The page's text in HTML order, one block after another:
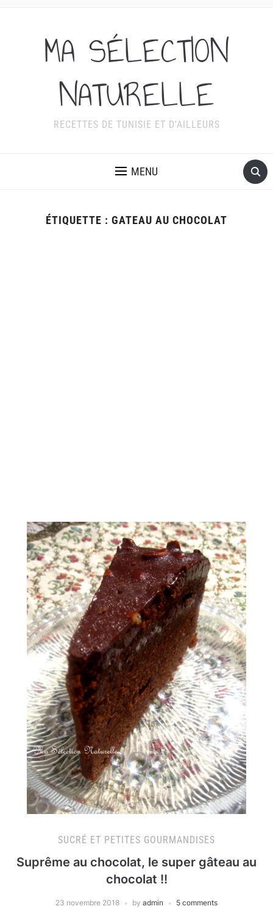
MA SÉLECTION
NATURELLE
RECETTES DE TUNISIE ET D'AILLEURS
MENU
ÉTIQUETTE : GATEAU AU CHOCOLAT
SUCRÉ ET PETITES GOURMANDISES
Suprême au chocolat, le super gâteau au
chocolat !!
23 novembre 2018 by admin 5 comments